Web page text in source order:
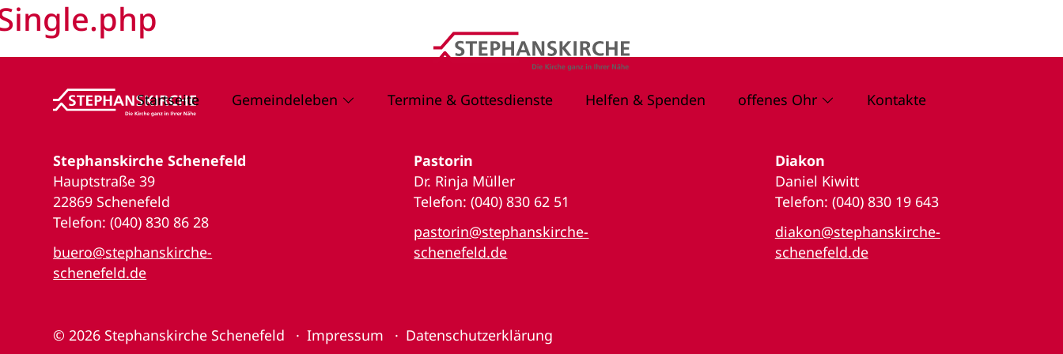
Startseite Gemeindeleben Termine & Gottesdienste Helfen & Spenden offenes Ohr Kontakte
Stephanskirche Schenefeld
Hauptstraße 39
22869 Schenefeld
Telefon: (040) 830 86 28
buero@stephanskirche-
schenefeld.de
Pastorin
Dr. Rinja Müller
Telefon: (040) 830 62 51
pastorin@stephanskirche-
schenefeld.de
Diakon
Daniel Kiwitt
Telefon: (040) 830 19 643
diakon@stephanskirche-
schenefeld.de
© 2026 Stephanskirche Schenefeld Impressum Datenschutzerklärung